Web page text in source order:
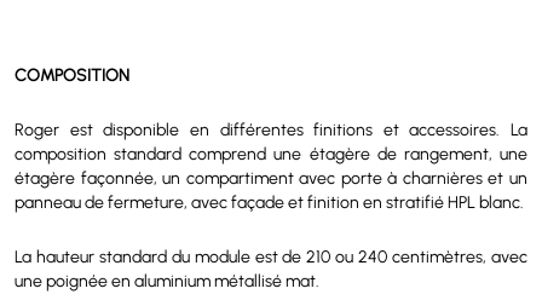
COMPOSITION
Roger est disponible en différentes finitions et accessoires. La
composition standard comprend une étagère de rangement, une
étagère façonnée, un compartiment avec porte à charnières et un
panneau de fermeture, avec façade et finition en stratifié HPL blanc.
La hauteur standard du module est de 210 ou 240 centimètres, avec
une poignée en aluminium métallisé mat.